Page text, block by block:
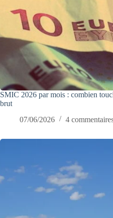
SMIC 2026 par mois : combien
brut
07/06/2026
4